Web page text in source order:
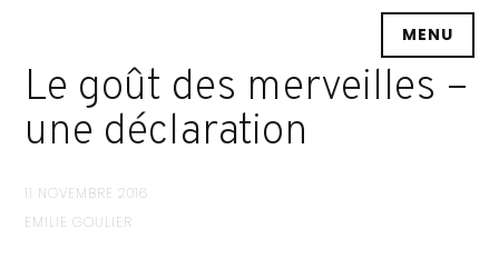
principal
MENU
Le goût des merveilles –
une déclaration
11 NOVEMBRE 2016
EMILIE GOULIER